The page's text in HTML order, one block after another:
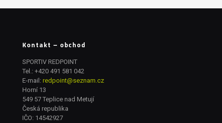
Kontakt – obchod
SPORTIV REDPOINT
Tel.: +420 491 581 042
E-mail: redpoint@seznam.cz
Horní 13
549 57 Teplice nad Metují
Česká republika
IČO: 14542927